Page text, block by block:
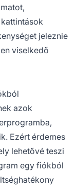
jeleznie
viselkedő
azok
Ezért érdemes
lehetővé teszi
egy fiókból